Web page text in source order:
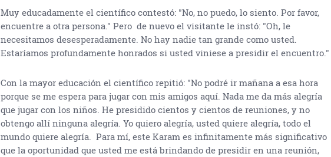
Muy educadamente el científico contestó: "No, no puedo, lo siento. Por favor,
encuentre a otra persona." Pero de nuevo el visitante le instó: "Oh, le
necesitamos desesperadamente. No hay nadie tan grande como usted.
Estaríamos profundamente honrados si usted viniese a presidir el encuentro."
Con la mayor educación el científico repitió: "No podré ir mañana a esa hora
porque se me espera para jugar con mis amigos aquí. Nada me da más alegría
que jugar con los niños. He presidido cientos y cientos de reuniones, y no
obtengo allí ninguna alegría. Yo quiero alegría, usted quiere alegría, todo el
mundo quiere alegría. Para mí, este Karam es infinitamente más significativo
que la oportunidad que usted me está brindando de presidir en una reunión,